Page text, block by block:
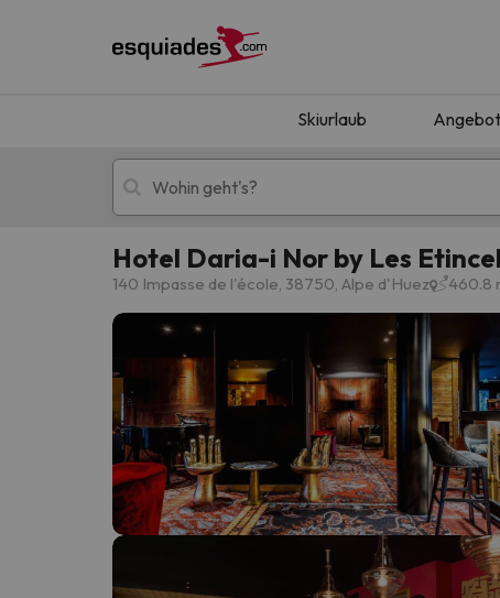
Skiurlaub
Skiurlaub Berghotels
Oops, wir haben keine Ergebnisse gefunden,
Es sieht so aus, als hätte sich unser Sucher
Hotel Daria-i Nor by Les
140 Impasse de l'école, 38750, Alpe d'Huez 460.8